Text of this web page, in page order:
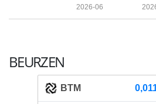
2026-06
BEURZEN
BTM